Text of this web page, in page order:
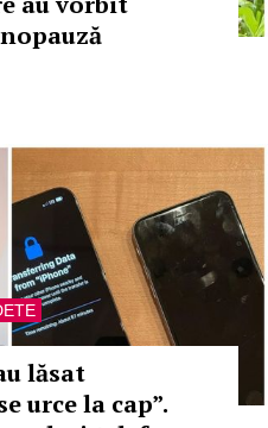
lăsat
urce la cap”.